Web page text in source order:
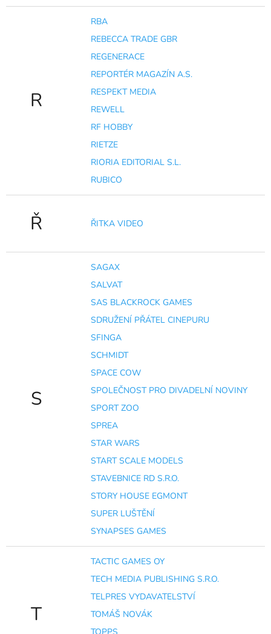
R
RBA
REBECCA TRADE GBR
REGENERACE
REPORTÉR MAGAZÍN A.S.
RESPEKT MEDIA
REWELL
RF HOBBY
RIETZE
RIORIA EDITORIAL S.L.
RUBICO
Ř ŘITKA VIDEO
S
SAGAX
SALVAT
SAS BLACKROCK GAMES
SDRUŽENÍ PŘÁTEL CINEPURU
SFINGA
SCHMIDT
SPACE COW
SPOLEČNOST PRO DIVADELNÍ NOVINY
SPORT ZOO
SPREA
STAR WARS
START SCALE MODELS
STAVEBNICE RD S.R.O.
STORY HOUSE EGMONT
SUPER LUŠTĚNÍ
SYNAPSES GAMES
T
TACTIC GAMES OY
TECH MEDIA PUBLISHING S.R.O.
TELPRES VYDAVATELSTVÍ
TOMÁŠ NOVÁK